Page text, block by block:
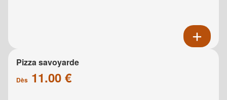
Pizza savoyarde
Dès 11.00 €